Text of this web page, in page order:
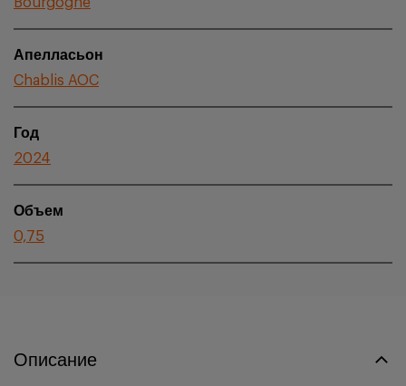
Bourgogne
Апелласьон
Chablis AOC
Год
2024
Объем
0,75
Описание